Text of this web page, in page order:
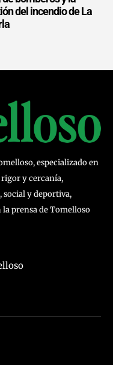
del incendio de La
especializado en
y cercanía,
y deportiva,
prensa de Tomelloso